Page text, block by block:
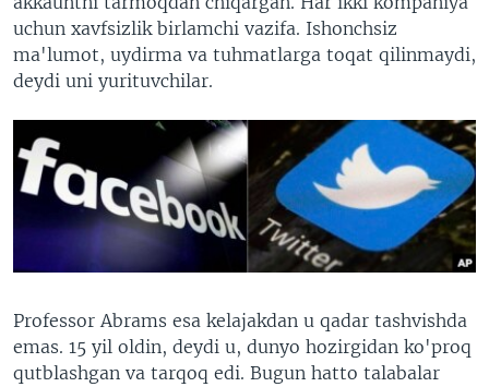
uchun xavfsizlik birlamchi vazifa. Ishonchsiz
ma'lumot, uydirma va tuhmatlarga toqat qilinmaydi,
deydi uni yurituvchilar.
Professor Abrams esa kelajakdan u qadar tashvishda
emas. 15 yil oldin, deydi u, dunyo hozirgidan ko'proq
qutblashgan va tarqoq edi. Bugun hatto talabalar